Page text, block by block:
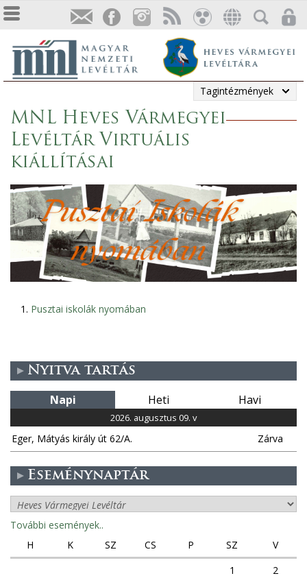
Tagintézmények
MNL Heves Vármegyei
Levéltár Virtuális
kiállításai
Pusztai iskolák nyomában
Nyitva tartás
Napi Heti Havi
2026. augusztus 09. v
Eger, Mátyás király út 62/A. Zárva
Eseménynaptár
További események..
H
K SZ CS P SZ
V
1
2